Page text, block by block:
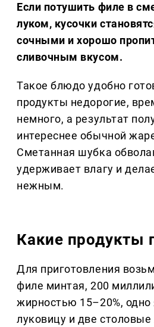
Если потушить филе в
луком, кусочки
сочными и хорошо
сливочным вкусом.
Такое блюдо удобно
продукты недорогие,
немного, а результат
интереснее обычной
Сметанная шубка
удерживает влагу и
нежным.
Какие продукты
Для приготовления
филе минтая, 200
жирностью 15–20%, одно
луковицу и две